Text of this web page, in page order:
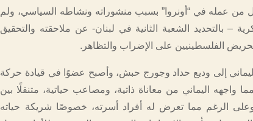
من عمله في “أونروا” بسبب منشوراته ونشاطه السياسي، ولم
– بالتحديد الشعبة الثانية في لبنان- عن ملاحقته والتحقيق
الفلسطينيين على الإضراب والتظاهر.
إلى وديع حداد وجورج حبش، وأصبح عضوًا في قيادة حركة
واجهه اليماني من معاناة ذاتية، ومصاعب حياتية، متنقلًا بين
وعلى الرغم مما تعرض له أفراد أسرته، خصوصًا شريكة حياته